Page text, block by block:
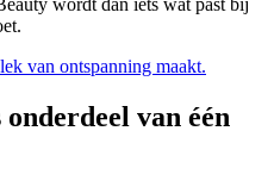
van ontspanning maakt.
van één